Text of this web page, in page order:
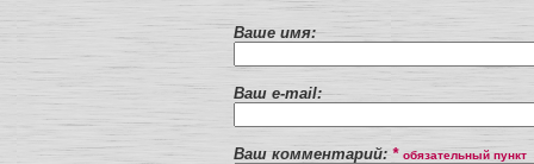
Ваше имя:
Ваш e-mail:
Ваш комментарий: * обязательный пункт